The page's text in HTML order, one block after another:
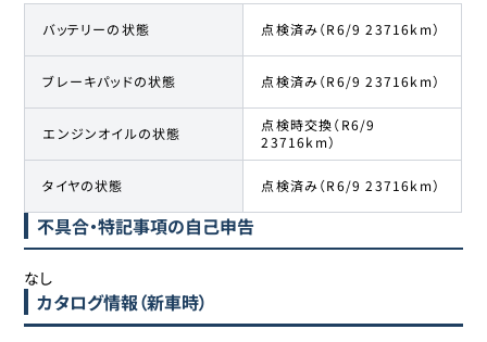
バッテリーの状態 点検済み（R6/9 23716km）
ブレーキパッドの状態 点検済み（R6/9 23716km）
エンジンオイルの状態
点検時交換（R6/9
23716km）
タイヤの状態 点検済み（R6/9 23716km）
不具合・特記事項の自己申告
なし
カタログ情報（新車時）